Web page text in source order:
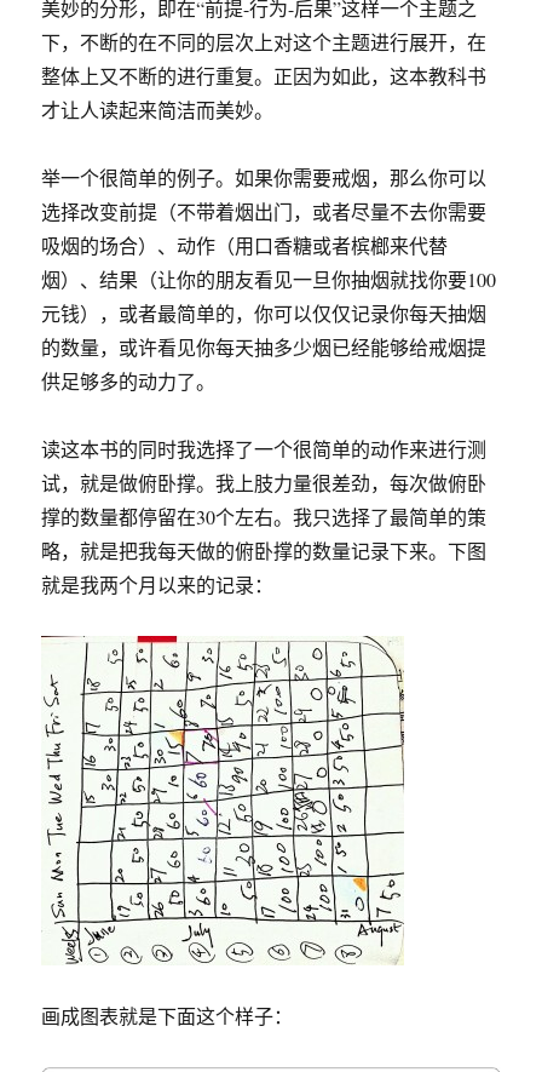
美妙的分形，即在“前提-行为-后果”这样一个主题之
下，不断的在不同的层次上对这个主题进行展开，在
整体上又不断的进行重复。正因为如此，这本教科书
才让人读起来简洁而美妙。
举一个很简单的例子。如果你需要戒烟，那么你可以
选择改变前提（不带着烟出门，或者尽量不去你需要
吸烟的场合）、动作（用口香糖或者槟榔来代替
烟）、结果（让你的朋友看见一旦你抽烟就找你要100
元钱），或者最简单的，你可以仅仅记录你每天抽烟
的数量，或许看见你每天抽多少烟已经能够给戒烟提
供足够多的动力了。
读这本书的同时我选择了一个很简单的动作来进行测
试，就是做俯卧撑。我上肢力量很差劲，每次做俯卧
撑的数量都停留在30个左右。我只选择了最简单的策
略，就是把我每天做的俯卧撑的数量记录下来。下图
就是我两个月以来的记录：
画成图表就是下面这个样子：